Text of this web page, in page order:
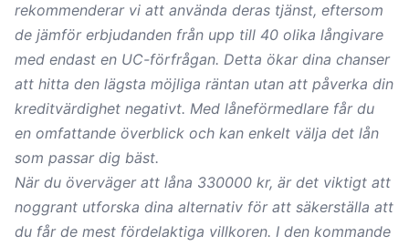
rekommenderar vi att använda deras tjänst, eftersom
de jämför erbjudanden från upp till 40 olika långivare
med endast en UC-förfrågan. Detta ökar dina chanser
att hitta den lägsta möjliga räntan utan att påverka din
kreditvärdighet negativt. Med låneförmedlare får du
en omfattande överblick och kan enkelt välja det lån
som passar dig bäst.
När du överväger att låna 330000 kr, är det viktigt att
noggrant utforska dina alternativ för att säkerställa att
du får de mest fördelaktiga villkoren. I den kommande